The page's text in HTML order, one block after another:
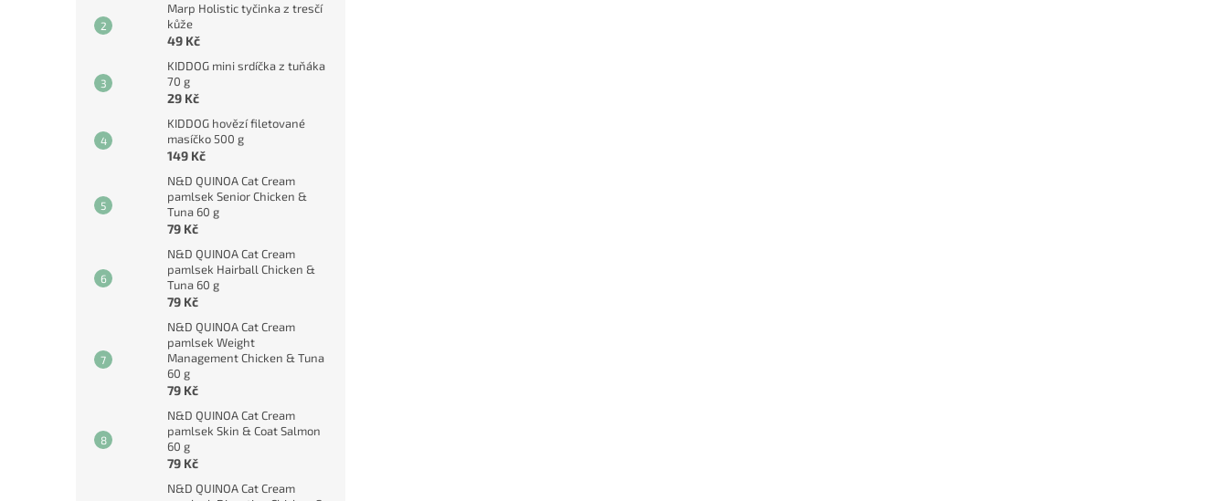
Marp Holistic tyčinka z tresčí
kůže
49 Kč
KIDDOG mini srdíčka z tuňáka
70 g
29 Kč
KIDDOG hovězí filetované
masíčko 500 g
149 Kč
N&D QUINOA Cat Cream
pamlsek Senior Chicken &
Tuna 60 g
79 Kč
N&D QUINOA Cat Cream
pamlsek Hairball Chicken &
Tuna 60 g
79 Kč
N&D QUINOA Cat Cream
pamlsek Weight
Management Chicken & Tuna
60 g
79 Kč
N&D QUINOA Cat Cream
pamlsek Skin & Coat Salmon
60 g
79 Kč
N&D QUINOA Cat Cream